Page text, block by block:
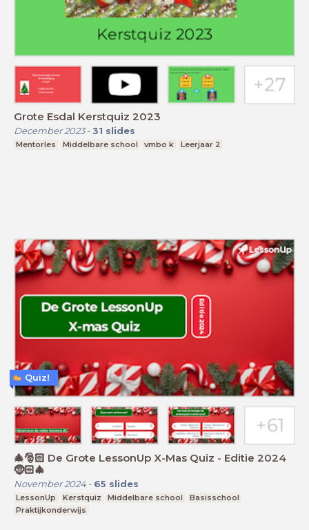
Grote Esdal Kerstquiz 2023
December 2023- 31 slides
Mentorles Middelbare school vmbo k Leerjaar 2
🎄🎅🏻 De Grote LessonUp X-Mas Quiz - Editie 2024
🤶🏻🎄
November 2024- 65 slides
LessonUp Kerstquiz Middelbare school
Basisschool
Praktijkonderwijs
Quiz!